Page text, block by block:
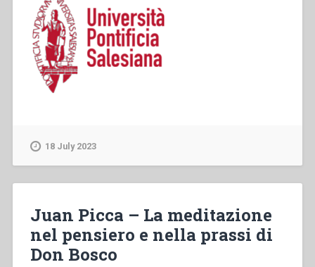
18 July 2023
Juan Picca – La meditazione
nel pensiero e nella prassi di
Don Bosco